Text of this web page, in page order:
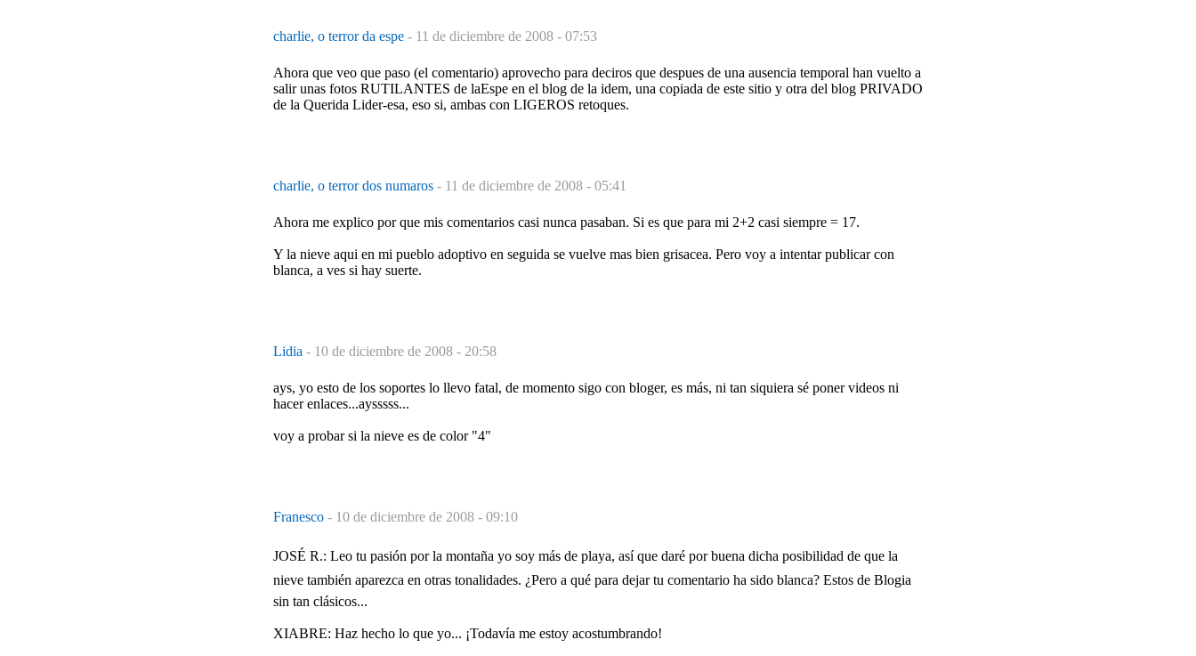
charlie, o terror da espe - 11 de diciembre de 2008 - 07:53
Ahora que veo que paso (el comentario) aprovecho para deciros que despues de una ausencia temporal han vuelto a
salir unas fotos RUTILANTES de laEspe en el blog de la idem, una copiada de este sitio y otra del blog PRIVADO
de la Querida Lider-esa, eso si, ambas con LIGEROS retoques.
charlie, o terror dos numaros - 11 de diciembre de 2008 - 05:41
Ahora me explico por que mis comentarios casi nunca pasaban. Si es que para mi 2+2 casi siempre = 17.
Y la nieve aqui en mi pueblo adoptivo en seguida se vuelve mas bien grisacea. Pero voy a intentar publicar con
blanca, a ves si hay suerte.
Lidia - 10 de diciembre de 2008 - 20:58
ays, yo esto de los soportes lo llevo fatal, de momento sigo con bloger, es más, ni tan siquiera sé poner videos ni
hacer enlaces...aysssss...
voy a probar si la nieve es de color "4"
Franesco - 10 de diciembre de 2008 - 09:10
JOSÉ R.: Leo tu pasión por la montaña yo soy más de playa, así que daré por buena dicha posibilidad de que la
nieve también aparezca en otras tonalidades. ¿Pero a qué para dejar tu comentario ha sido blanca? Estos de Blogia
sin tan clásicos...
XIABRE: Haz hecho lo que yo... ¡Todavía me estoy acostumbrando!